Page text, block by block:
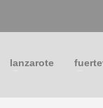
lanzarote